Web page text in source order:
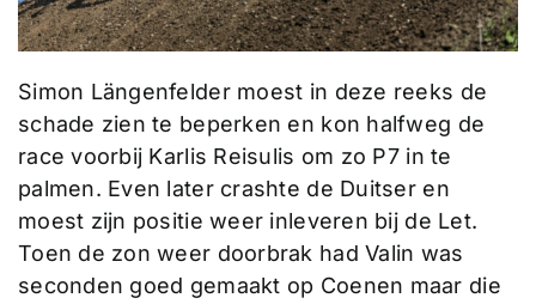
Simon Längenfelder moest in deze reeks de
schade zien te beperken en kon halfweg de
race voorbij Karlis Reisulis om zo P7 in te
palmen. Even later crashte de Duitser en
moest zijn positie weer inleveren bij de Let.
Toen de zon weer doorbrak had Valin was
seconden goed gemaakt op Coenen maar die